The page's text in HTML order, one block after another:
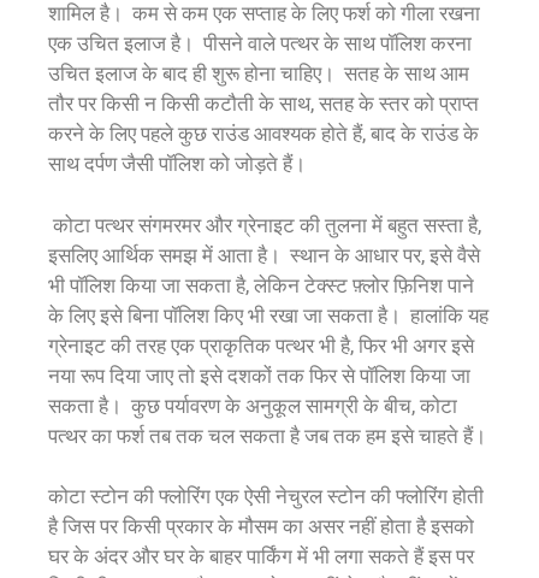
शामिल है। कम से कम एक सप्ताह के लिए फर्श को गीला रखना
एक उचित इलाज है। पीसने वाले पत्थर के साथ पॉलिश करना
उचित इलाज के बाद ही शुरू होना चाहिए। सतह के साथ आम
तौर पर किसी न किसी कटौती के साथ, सतह के स्तर को प्राप्त
करने के लिए पहले कुछ राउंड आवश्यक होते हैं, बाद के राउंड के
साथ दर्पण जैसी पॉलिश को जोड़ते हैं।
कोटा पत्थर संगमरमर और ग्रेनाइट की तुलना में बहुत सस्ता है,
इसलिए आर्थिक समझ में आता है। स्थान के आधार पर, इसे वैसे
भी पॉलिश किया जा सकता है, लेकिन टेक्स्ट फ़्लोर फ़िनिश पाने
के लिए इसे बिना पॉलिश किए भी रखा जा सकता है। हालांकि यह
ग्रेनाइट की तरह एक प्राकृतिक पत्थर भी है, फिर भी अगर इसे
नया रूप दिया जाए तो इसे दशकों तक फिर से पॉलिश किया जा
सकता है। कुछ पर्यावरण के अनुकूल सामग्री के बीच, कोटा
पत्थर का फर्श तब तक चल सकता है जब तक हम इसे चाहते हैं।
कोटा स्टोन की फ्लोरिंग एक ऐसी नेचुरल स्टोन की फ्लोरिंग होती
है जिस पर किसी प्रकार के मौसम का असर नहीं होता है इसको
घर के अंदर और घर के बाहर पार्किंग में भी लगा सकते हैं इस पर